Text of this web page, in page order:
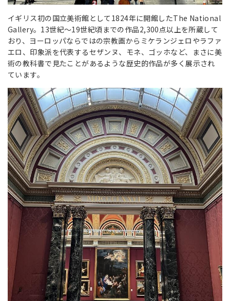
イギリス初の国立美術館として1824年に開館したThe National
Gallery。13世紀～19世紀頃までの作品2,300点以上を所蔵して
おり、ヨーロッパならではの宗教画からミケランジェロやラファ
エロ、印象派を代表するセザンヌ、モネ、ゴッホなど、まさに美
術の教科書で見たことがあるような歴史的作品が多く展示され
ています。